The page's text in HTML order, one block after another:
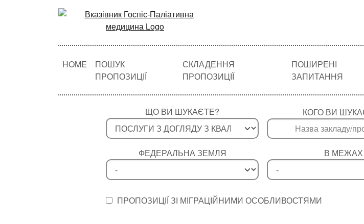
HOME
ПОШУК
ПРОПОЗИЦІЇ
СКЛАДЕННЯ
ПРОПОЗИЦІЇ
ПОШИРЕНІ
ЗАПИТАННЯ
ЩО ВИ ШУКАЄТЕ? КОГО ВИ
ФЕДЕРАЛЬНА ЗЕМЛЯ В МЕЖАХ
ПРОПОЗИЦІЇ ЗІ МІГРАЦІЙНИМИ ОСОБЛИВОСТЯМИ